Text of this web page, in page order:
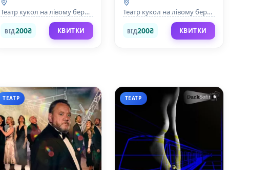
Театр кукол на лівому березі
ВІД200₴ КВИТКИ
Театр кукол на лівому березі
ВІД200₴ КВИТКИ
ТЕАТР ТЕАТР